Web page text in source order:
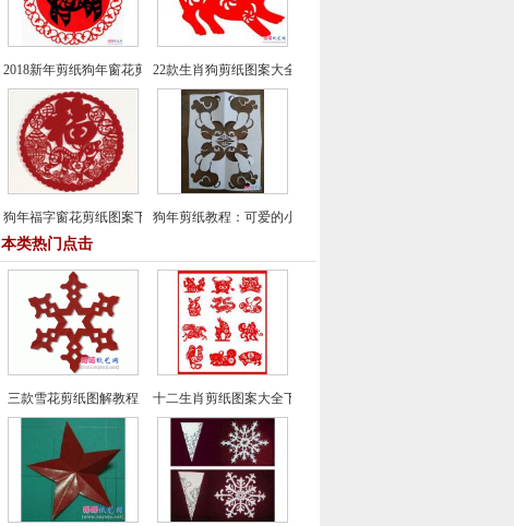
2018新年剪纸狗年窗花剪纸图案大全（30款）
22款生肖狗剪纸图案大全
狗年福字窗花剪纸图案下载狗年剪纸教程：可爱的小狗窗花剪纸方法
本类热门点击
三款雪花剪纸图解教程 十二生肖剪纸图案大全下载